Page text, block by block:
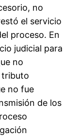
no
el servicio
proceso. En
judicial para
no
tributo
no fue
de los